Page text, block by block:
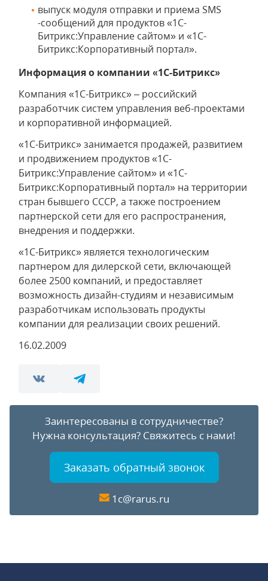
выпуск модуля отправки и приема SMS
-сообщений для продуктов «1С-
Битрикс:Управление сайтом» и «1С-
Битрикс:Корпоративный портал».
Информация о компании «1С-Битрикс»
Компания «1С-Битрикс» – российский
разработчик систем управления веб-проектами
и корпоративной информацией.
«1С-Битрикс» занимается продажей, развитием
и продвижением продуктов «1С-
Битрикс:Управление сайтом» и «1С-
Битрикс:Корпоративный портал» на территории
стран бывшего СССР, а также построением
партнерской сети для его распространения,
внедрения и поддержки.
«1С-Битрикс» является технологическим
партнером для дилерской сети, включающей
более 2500 компаний, и предоставляет
возможность дизайн-студиям и независимым
разработчикам использовать продукты
компании для реализации своих решений.
16.02.2009
Заинтересованы в сотрудничестве?
Нужна консультация? Свяжитесь с нами!
Заказать обратный звонок
1c@rarus.ru